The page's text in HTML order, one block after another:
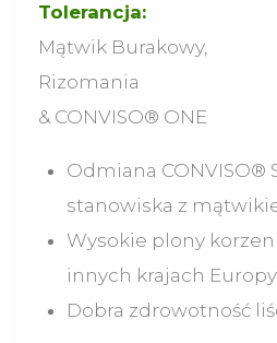
Tolerancja:
Mątwik Burakowy,
Rizomania
& CONVISO® ONE
Odmiana CONVISO®
stanowiska z
Wysokie plony
innych krajach Europy
Dobra zdrowotność